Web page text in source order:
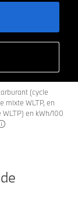
(cycle
mixte WLTP, en
en kWh/100